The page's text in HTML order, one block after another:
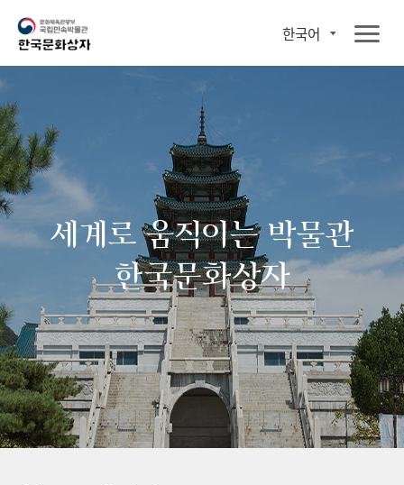
한국어
세계로 움직이는 박물관
한국문화상자